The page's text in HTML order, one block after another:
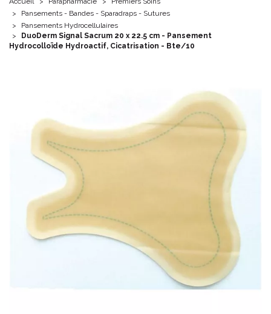
Pansements - Bandes - Sparadraps - Sutures
Pansements Hydrocellulaires
DuoDerm Signal Sacrum 20 x 22.5 cm - Pansement
Hydrocolloïde Hydroactif, Cicatrisation - Bte/10